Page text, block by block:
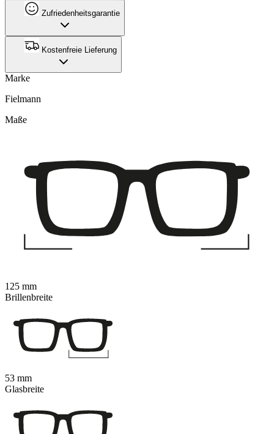
Zufriedenheitsgarantie
Kostenfreie Lieferung
Marke
Fielmann
Maße
125 mm
Brillenbreite
53 mm
Glasbreite